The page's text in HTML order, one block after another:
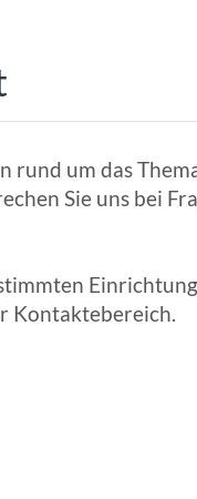
rund um das
Sie uns bei
Kontaktebereich.